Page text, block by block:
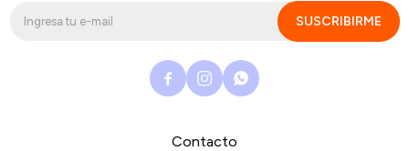
Contacto
SUSCRIBIRME
  